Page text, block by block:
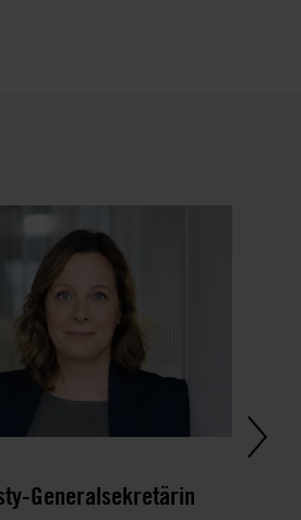
Generalsekretärin